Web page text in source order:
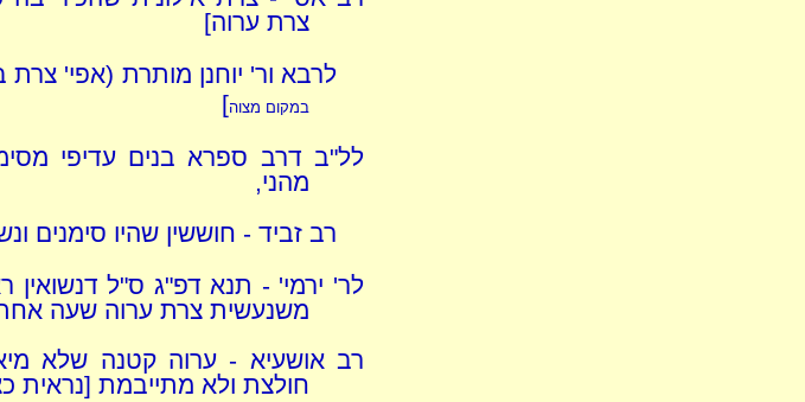
צרת ערוה]
לרבא ור' יוחנן מותרת (אפי' צרת
במקום מצוה]
לל"ב דרב ספרא בנים עדיפי
מהני,
רב זביד - חוששין שהיו סימנים
לר' ירמי' - תנא דפ"ג ס"ל דנשואין
משנעשית צרת ערוה שעה
רב אושעיא - ערוה קטנה שלא
חולצת ולא מתייבמת [נראית